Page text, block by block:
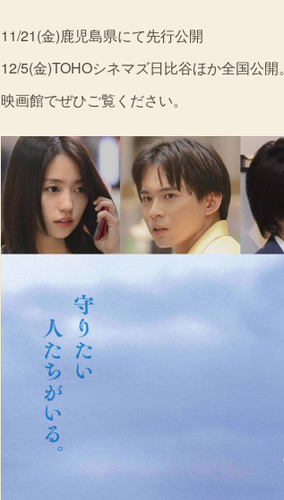
11/21(金)鹿児島県にて先行公開
12/5(金)TOHOシネマズ日比谷ほか全国公開。
映画館でぜひご覧ください。